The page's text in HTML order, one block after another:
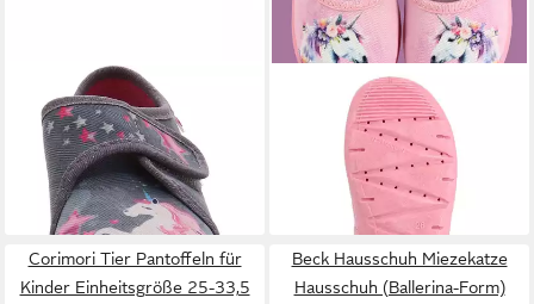
FISCHER-MARKENSCHUH
Einhorn Hausschuh
ab 19,95 € UVP29,95 €
-33%
Hausschuh Fairy Horse
Hausschuh
ab 24,50 €
29,99 €
(24,50 €/ 1 Paar)
Corimori Tier Pantoffeln für
Kinder Einheitsgröße 25-33,5
Beck Hausschuh Miezekatze
Hausschuh (Ballerina-Form)